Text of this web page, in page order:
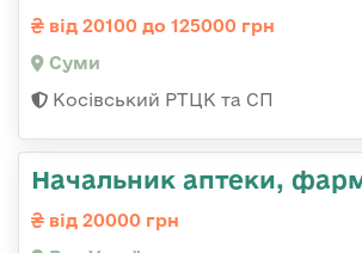
від 20100 до 125000 грн
Суми
Косівський РТЦК та СП
Начальник аптеки,
від 20000 грн